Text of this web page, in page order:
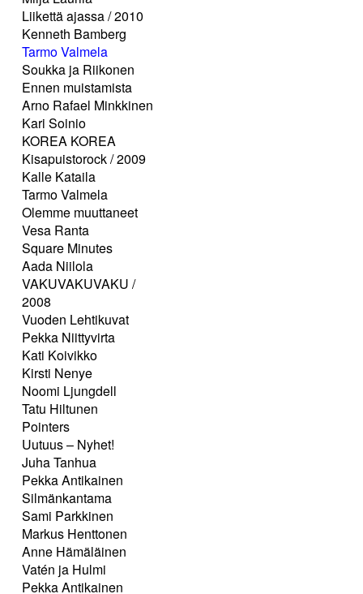
Liikettä ajassa / 2010
Kenneth Bamberg
Tarmo Valmela
Soukka ja Riikonen
Ennen muistamista
Arno Rafael Minkkinen
Kari Soinio
KOREA KOREA
Kisapuistorock / 2009
Kalle Kataila
Tarmo Valmela
Olemme muuttaneet
Vesa Ranta
Square Minutes
Aada Niilola
VAKUVAKUVAKU /
2008
Vuoden Lehtikuvat
Pekka Niittyvirta
Kati Koivikko
Kirsti Nenye
Noomi Ljungdell
Tatu Hiltunen
Pointers
Uutuus – Nyhet!
Juha Tanhua
Pekka Antikainen
Silmänkantama
Sami Parkkinen
Markus Henttonen
Anne Hämäläinen
Vatén ja Hulmi
Pekka Antikainen